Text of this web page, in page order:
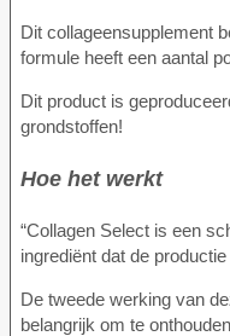
Dit collageensupplement
formule heeft een aantal
Dit product is
grondstoffen!
Hoe het werkt
“Collagen Select is een
ingrediënt dat de
De tweede werking van
belangrijk om te